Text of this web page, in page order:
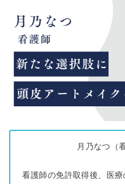
月乃なつ（
看護師の免許取得後、医